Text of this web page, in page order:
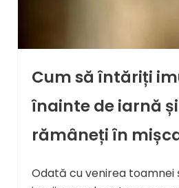
Cum să întăriți
înainte de iarnă
rămâneți în
Odată cu venirea toamnei